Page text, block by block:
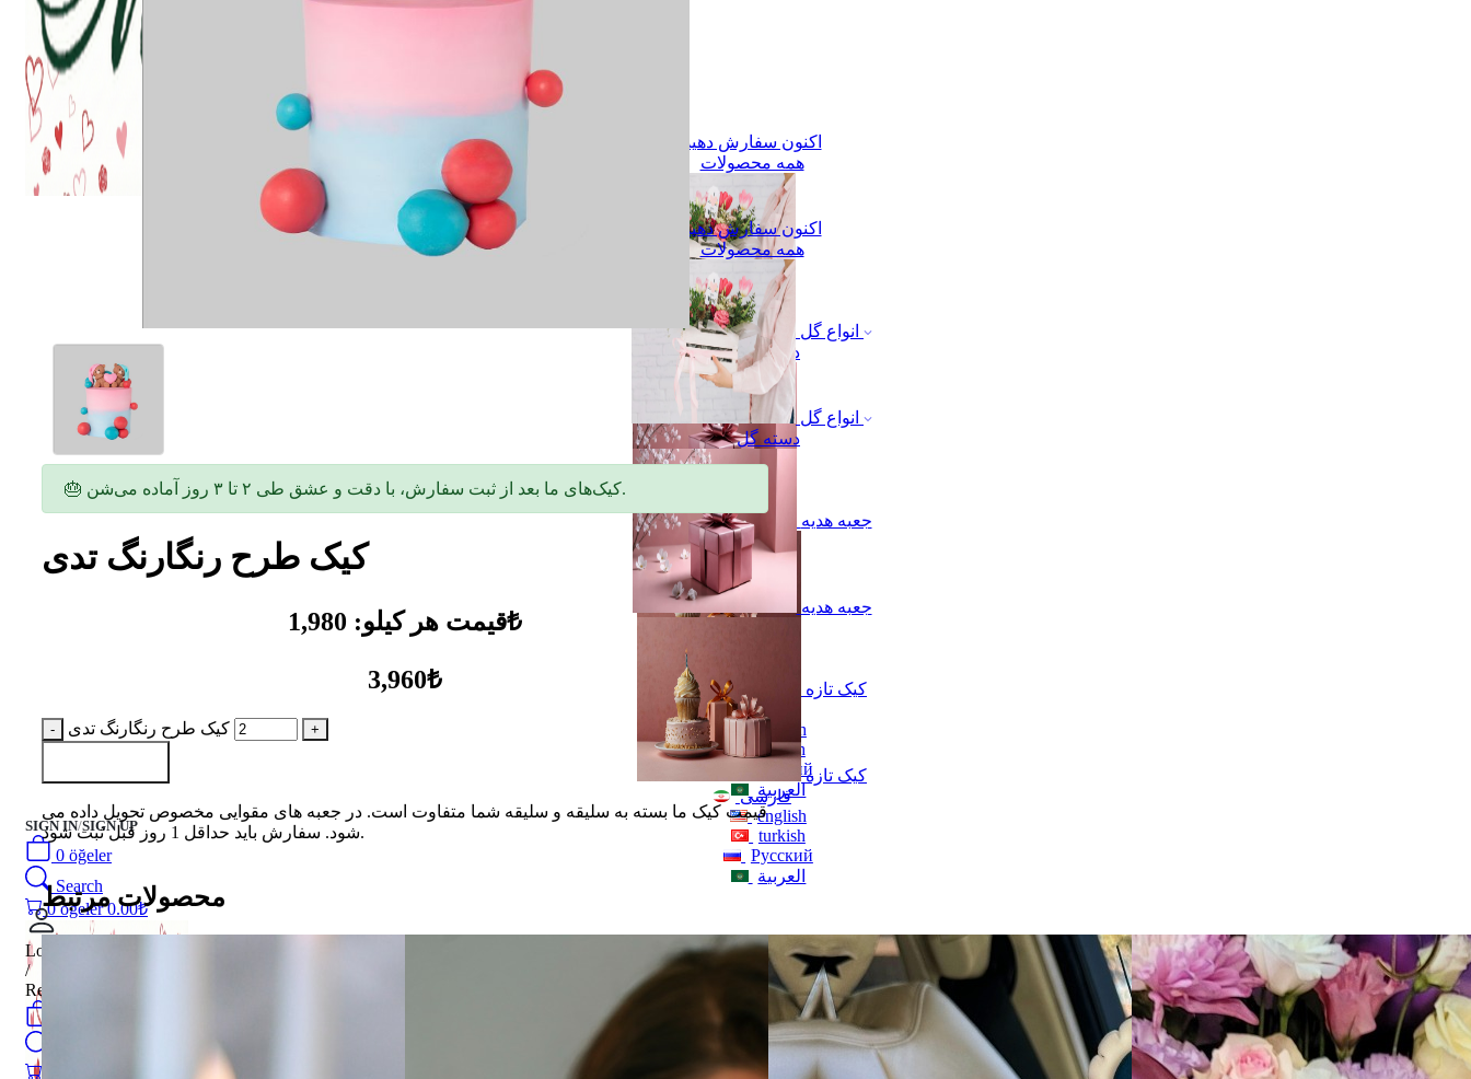
اکنون سفارش دهید
همه محصولات
انواع گل
دسته گل
جعبه هدیه
کیک تازه
فارسی
english
turkish
Русский
العربية
SIGN IN/SIGN UP
0 öğeler
Search
0öğeler 0.00₺
اکنون سفارش دهید
همه محصولات
انواع گل
دسته گل
جعبه هدیه
کیک تازه
فارسی
english
turkish
Русский
العربية
Login
/
Register
🎂 کیک‌های ما بعد از ثبت سفارش، با دقت و عشق طی ۲ تا ۳ روز آماده می‌شن.
کیک طرح رنگارنگ تدی
قیمت هر کیلو: 1,980₺
3,960₺
کیک طرح رنگارنگ تدی
قیمت کیک ما بسته به سلیقه و سلیقه شما متفاوت است. در جعبه های مقوایی مخصوص تحویل داده می
شود. سفارش باید حداقل 1 روز قبل ثبت شود.
محصولات مرتبط